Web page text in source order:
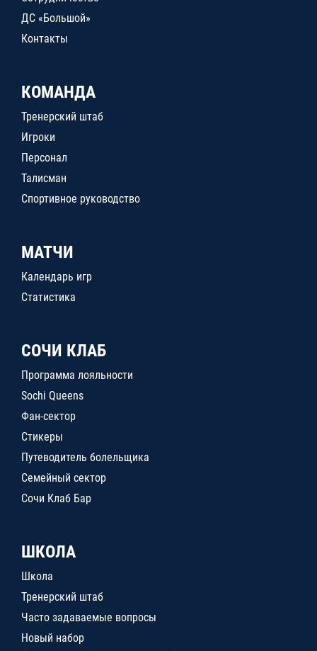
ДС «Большой»
Контакты
КОМАНДА
Тренерский штаб
Игроки
Персонал
Талисман
Спортивное руководство
МАТЧИ
Календарь игр
Статистика
СОЧИ КЛАБ
Программа лояльности
Sochi Queens
Фан-сектор
Стикеры
Путеводитель болельщика
Семейный сектор
Сочи Клаб Бар
ШКОЛА
Школа
Тренерский штаб
Часто задаваемые вопросы
Новый набор